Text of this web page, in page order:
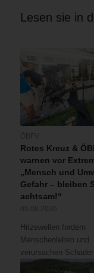
Lesen sie in
Rotes Kreuz &
warnen vor
„Mensch und
Gefahr – bleiben
achtsam!“
Hitzewellen fordern
Menschenleben und
verursachen